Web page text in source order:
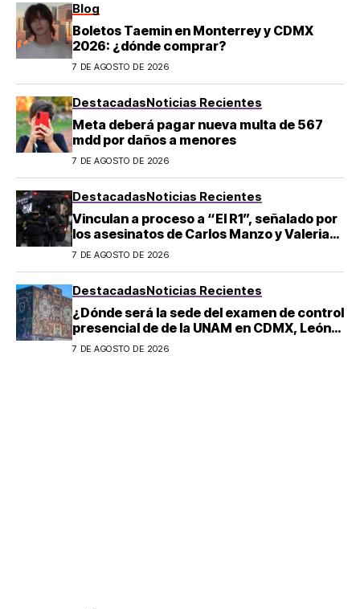
Blog
Boletos Taemin en Monterrey y CDMX
2026: ¿dónde comprar?
7 DE AGOSTO DE 2026
DestacadasNoticias Recientes
Meta deberá pagar nueva multa de 567
mdd por daños a menores
7 DE AGOSTO DE 2026
DestacadasNoticias Recientes
Vinculan a proceso a “El R1”, señalado por
los asesinatos de Carlos Manzo y Valeria
Márquez
7 DE AGOSTO DE 2026
DestacadasNoticias Recientes
¿Dónde será la sede del examen de control
presencial de de la UNAM en CDMX, León,
Oaxaca y Tijuana?
7 DE AGOSTO DE 2026